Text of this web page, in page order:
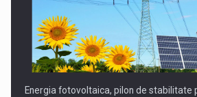
Energia fotovoltaica, pilon de stabilitate